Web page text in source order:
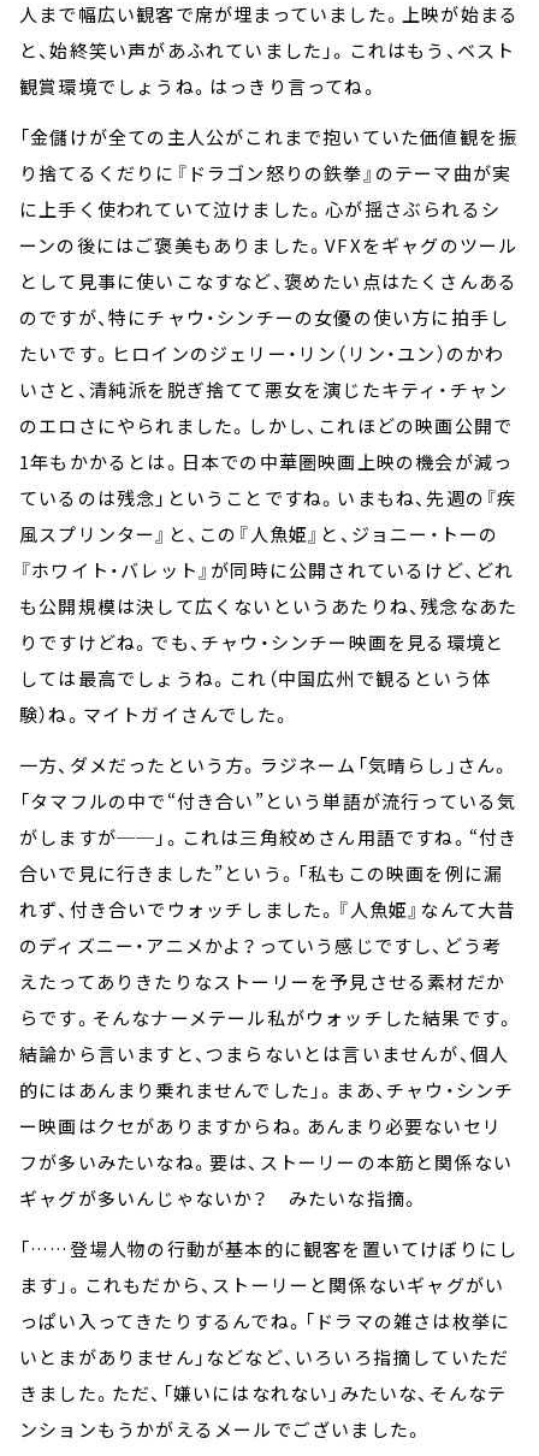
人まで幅広い観客で席が埋まっていました。上映が始まる
と、始終笑い声があふれていました」。これはもう、ベスト
観賞環境でしょうね。はっきり言ってね。
「金儲けが全ての主人公がこれまで抱いていた価値観を振
り捨てるくだりに『ドラゴン怒りの鉄拳』のテーマ曲が実
に上手く使われていて泣けました。心が揺さぶられるシ
ーンの後にはご褒美もありました。VFXをギャグのツール
として見事に使いこなすなど、褒めたい点はたくさんある
のですが、特にチャウ・シンチーの女優の使い方に拍手し
たいです。ヒロインのジェリー・リン（リン・ユン）のかわ
いさと、清純派を脱ぎ捨てて悪女を演じたキティ・チャン
のエロさにやられました。しかし、これほどの映画公開で
1年もかかるとは。日本での中華圏映画上映の機会が減っ
ているのは残念」ということですね。いまもね、先週の『疾
風スプリンター』と、この『人魚姫』と、ジョニー・トーの
『ホワイト・バレット』が同時に公開されているけど、どれ
も公開規模は決して広くないというあたりね、残念なあた
りですけどね。でも、チャウ・シンチー映画を見る環境と
しては最高でしょうね。これ（中国広州で観るという体
験）ね。マイトガイさんでした。
一方、ダメだったという方。ラジネーム「気晴らし」さん。
「タマフルの中で“付き合い”という単語が流行っている気
がしますが──」。これは三角絞めさん用語ですね。“付き
合いで見に行きました”という。「私もこの映画を例に漏
れず、付き合いでウォッチしました。『人魚姫』なんて大昔
のディズニー・アニメかよ？っていう感じですし、どう考
えたってありきたりなストーリーを予見させる素材だか
らです。そんなナーメテール私がウォッチした結果です。
結論から言いますと、つまらないとは言いませんが、個人
的にはあんまり乗れませんでした」。まあ、チャウ・シンチ
ー映画はクセがありますからね。あんまり必要ないセリ
フが多いみたいなね。要は、ストーリーの本筋と関係ない
ギャグが多いんじゃないか？ みたいな指摘。
「……登場人物の行動が基本的に観客を置いてけぼりにし
ます」。これもだから、ストーリーと関係ないギャグがい
っぱい入ってきたりするんでね。「ドラマの雑さは枚挙に
いとまがありません」などなど、いろいろ指摘していただ
きました。ただ、「嫌いにはなれない」みたいな、そんなテ
ンションもうかがえるメールでございました。